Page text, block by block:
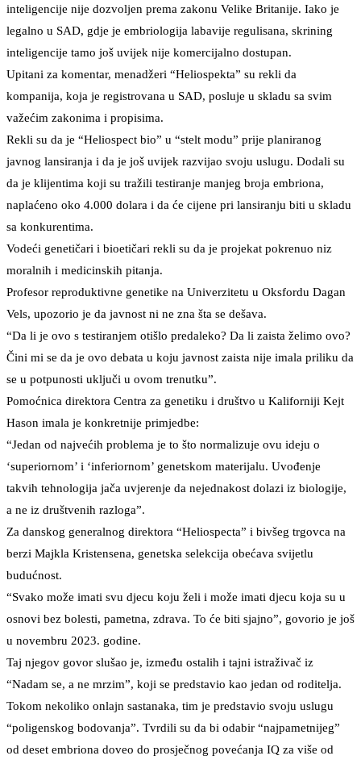
inteligencije nije dozvoljen prema zakonu Velike Britanije. Iako je
legalno u SAD, gdje je embriologija labavije regulisana, skrining
inteligencije tamo još uvijek nije komercijalno dostupan.
Upitani za komentar, menadžeri “Heliospekta” su rekli da
kompanija, koja je registrovana u SAD, posluje u skladu sa svim
važećim zakonima i propisima.
Rekli su da je “Heliospect bio” u “stelt modu” prije planiranog
javnog lansiranja i da je još uvijek razvijao svoju uslugu. Dodali su
da je klijentima koji su tražili testiranje manjeg broja embriona,
naplaćeno oko 4.000 dolara i da će cijene pri lansiranju biti u skladu
sa konkurentima.
Vodeći genetičari i bioetičari rekli su da je projekat pokrenuo niz
moralnih i medicinskih pitanja.
Profesor reproduktivne genetike na Univerzitetu u Oksfordu Dagan
Vels, upozorio je da javnost ni ne zna šta se dešava.
“Da li je ovo s testiranjem otišlo predaleko? Da li zaista želimo ovo?
Čini mi se da je ovo debata u koju javnost zaista nije imala priliku da
se u potpunosti uključi u ovom trenutku”.
Pomoćnica direktora Centra za genetiku i društvo u Kaliforniji Kejt
Hason imala je konkretnije primjedbe:
“Jedan od najvećih problema je to što normalizuje ovu ideju o
‘superiornom’ i ‘inferiornom’ genetskom materijalu. Uvođenje
takvih tehnologija jača uvjerenje da nejednakost dolazi iz biologije,
a ne iz društvenih razloga”.
Za danskog generalnog direktora “Heliospecta” i bivšeg trgovca na
berzi Majkla Kristensena, genetska selekcija obećava svijetlu
budućnost.
“Svako može imati svu djecu koju želi i može imati djecu koja su u
osnovi bez bolesti, pametna, zdrava. To će biti sjajno”, govorio je još
u novembru 2023. godine.
Taj njegov govor slušao je, između ostalih i tajni istraživač iz
“Nadam se, a ne mrzim”, koji se predstavio kao jedan od roditelja.
Tokom nekoliko onlajn sastanaka, tim je predstavio svoju uslugu
“poligenskog bodovanja”. Tvrdili su da bi odabir “najpametnijeg”
od deset embriona doveo do prosječnog povećanja IQ za više od